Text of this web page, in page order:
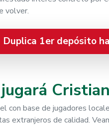
volver.
Duplica 1er depósito
con base de jugadores
extranjeros de calidad.